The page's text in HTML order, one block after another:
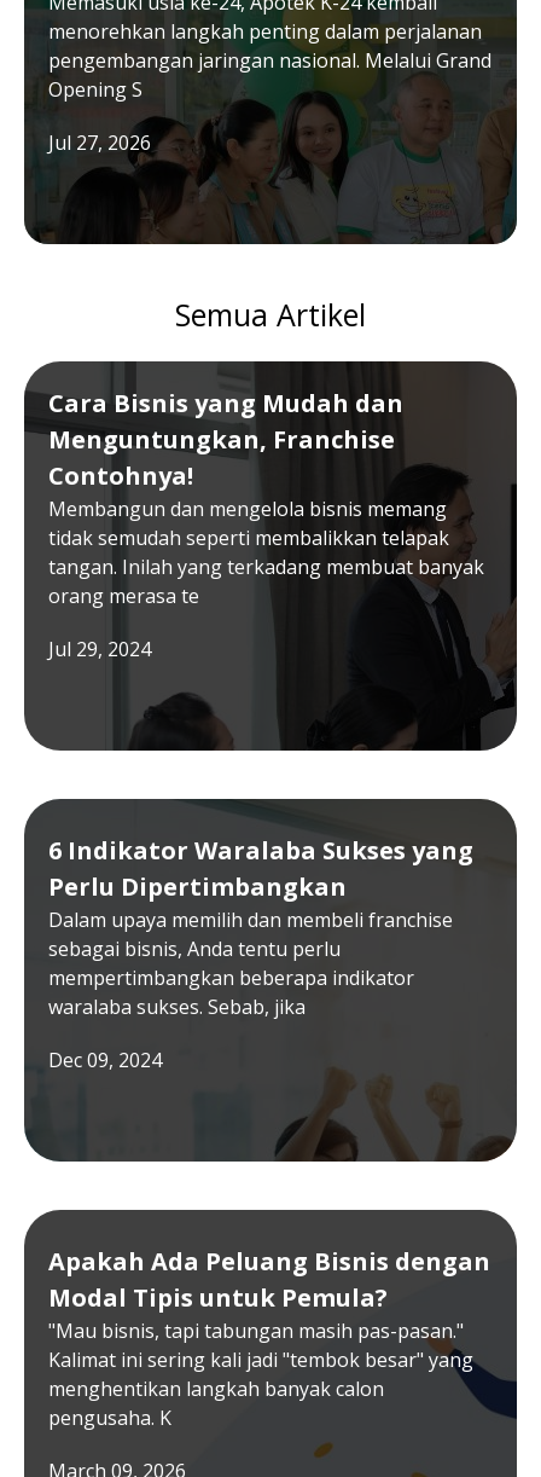
menorehkan langkah penting dalam perjalanan
pengembangan jaringan nasional. Melalui Grand
Opening S
Jul 27, 2026
Semua Artikel
Cara Bisnis yang Mudah dan
Menguntungkan, Franchise
Contohnya!
Membangun dan mengelola bisnis memang
tidak semudah seperti membalikkan telapak
tangan. Inilah yang terkadang membuat banyak
orang merasa te
Jul 29, 2024
6 Indikator Waralaba Sukses yang
Perlu Dipertimbangkan
Dalam upaya memilih dan membeli franchise
sebagai bisnis, Anda tentu perlu
mempertimbangkan beberapa indikator
waralaba sukses. Sebab, jika
Dec 09, 2024
Apakah Ada Peluang Bisnis dengan
Modal Tipis untuk Pemula?
"Mau bisnis, tapi tabungan masih pas-pasan."
Kalimat ini sering kali jadi "tembok besar" yang
menghentikan langkah banyak calon
pengusaha. K
March 09, 2026